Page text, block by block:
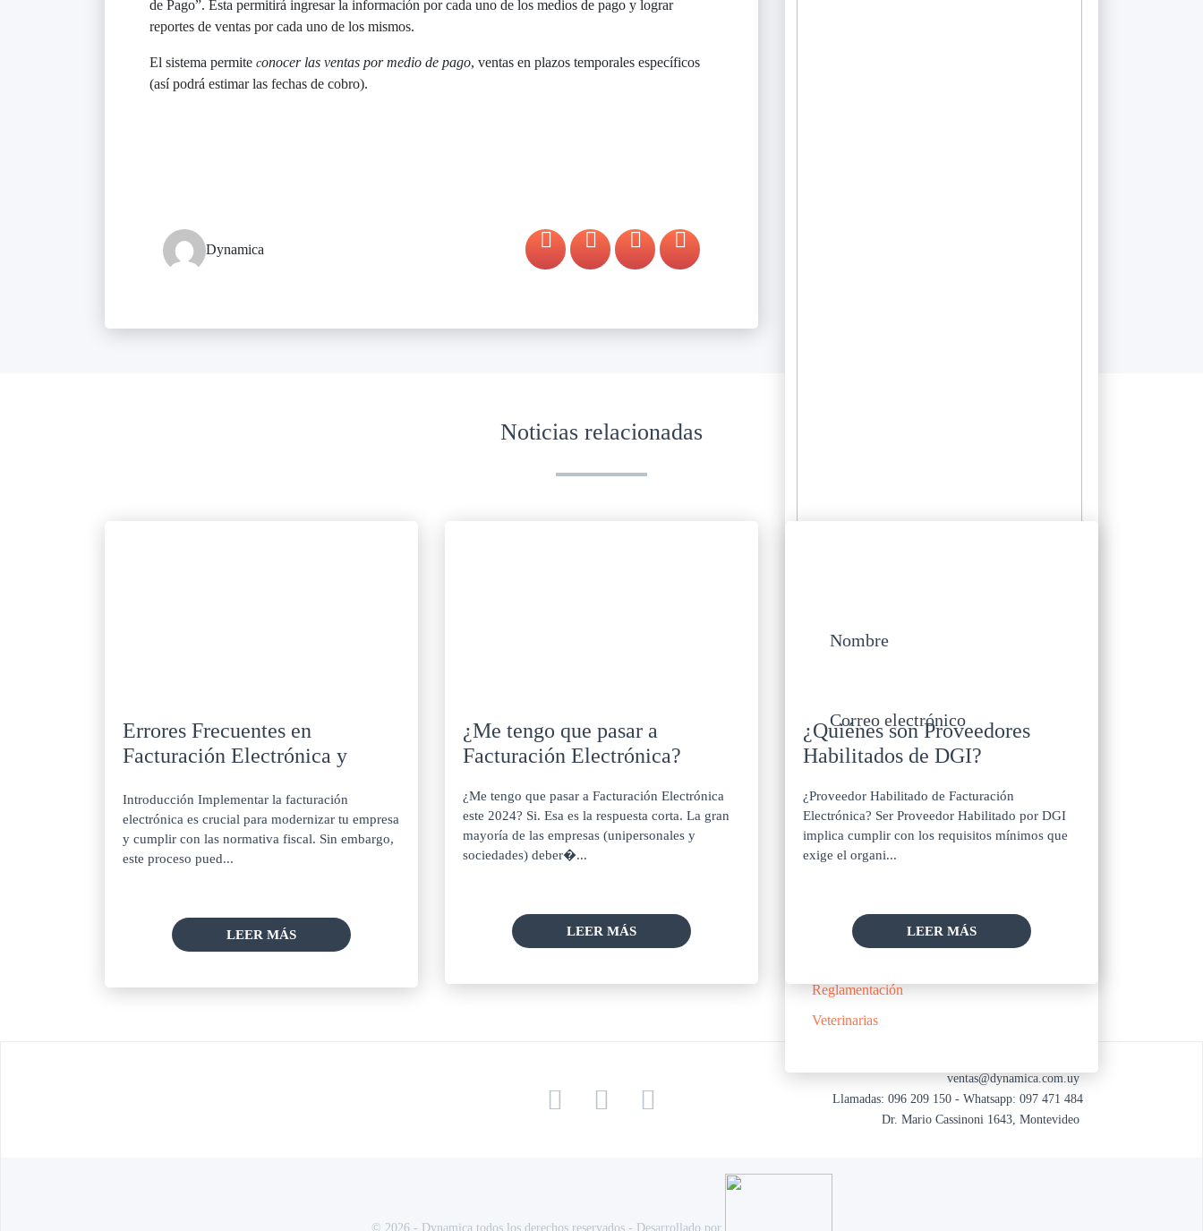
de Pago”. Esta permitirá ingresar la información por cada uno de los medios de pago y lograr
reportes de ventas por cada uno de los mismos.
El sistema permite conocer las ventas por medio de pago, ventas en plazos temporales específicos
(así podrá estimar las fechas de cobro).
Dynamica
Nombre
Correo electrónico
SUSCRIBIRSE
Facturación Electrónica
Reglamentación
Veterinarias
Noticias relacionadas
Errores Frecuentes en
Facturación Electrónica y
Introducción Implementar la facturación
electrónica es crucial para modernizar tu empresa
y cumplir con las normativa fiscal. Sin embargo,
este proceso pued...
LEER MÁS
¿Me tengo que pasar a
Facturación Electrónica?
¿Me tengo que pasar a Facturación Electrónica
este 2024? Si. Esa es la respuesta corta. La gran
mayoría de las empresas (unipersonales y
sociedades) deber�...
LEER MÁS
¿Quiénes son Proveedores
Habilitados de DGI?
¿Proveedor Habilitado de Facturación
Electrónica? Ser Proveedor Habilitado por DGI
implica cumplir con los requisitos mínimos que
exige el organi...
LEER MÁS
ventas@dynamica.com.uy
Llamadas: 096 209 150 - Whatsapp: 097 471 484
Dr. Mario Cassinoni 1643, Montevideo
© 2026 - Dynamica todos los derechos reservados - Desarrollado por